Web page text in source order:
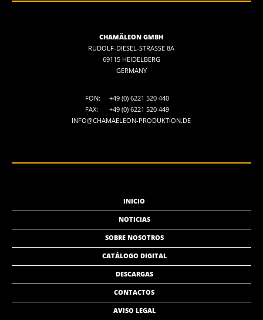
CHAMÄLEON GMBH
RUDOLF-DIESEL-STRASSE 8A
69115 HEIDELBERG
GERMANY
FON:
+49 (0) 6221 520 440
FAX:
+49 (0) 6221 520 449
INFO@CHAMAELEON-PRODUKTION.DE
INICIO
NOTICIAS
SOBRE NOSOTROS
CATÁLOGO DIGITAL
DESCARGAS
CONTACTOS
AVISO LEGAL